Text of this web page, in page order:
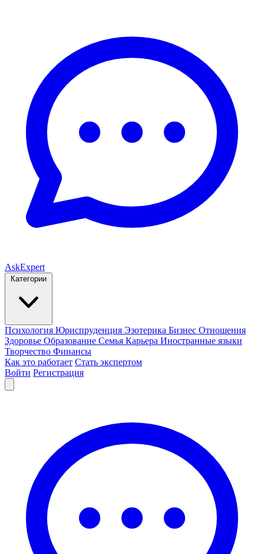
AskExpert
Категории
Психология Юриспруденция Эзотерика Бизнес Отношения
Здоровье Образование Семья Карьера Иностранные языки
Творчество Финансы
Как это работает Стать экспертом
Войти Регистрация